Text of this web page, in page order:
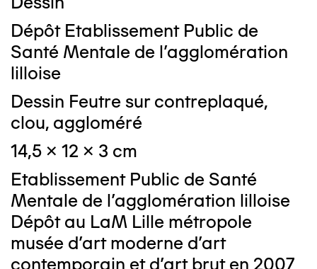
Dépôt Etablissement Public de
Santé Mentale de l'agglomération
lilloise
Dessin Feutre sur contreplaqué,
clou, aggloméré
14,5 x 12 x 3 cm
Etablissement Public de Santé
Mentale de l'agglomération lilloise
Dépôt au LaM Lille métropole
musée d’art moderne d’art
contemporain et d’art brut en 2007